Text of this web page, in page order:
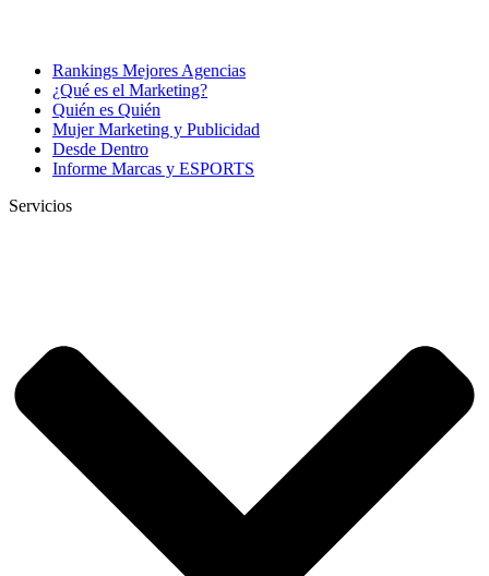
Rankings Mejores Agencias
¿Qué es el Marketing?
Quién es Quién
Mujer Marketing y Publicidad
Desde Dentro
Informe Marcas y ESPORTS
Servicios